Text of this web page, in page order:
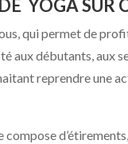
YOGA SUR
qui permet de
aux débutants, aux
reprendre une
compose